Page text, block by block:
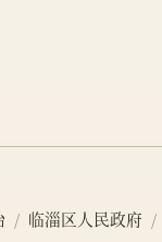
临淄区人民政府